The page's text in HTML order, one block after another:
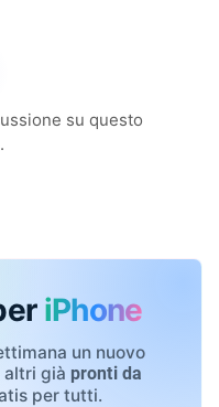
su questo
iPhone
un nuovo
altri già pronti da
per tutti.